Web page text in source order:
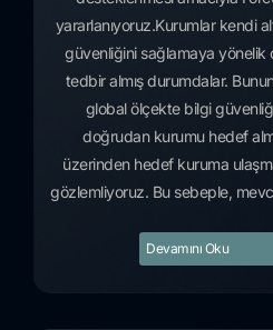
yararlanıyoruz.Kurumlar kendi
güvenliğini sağlamaya yönelik
tedbir almış durumdalar.
global ölçekte bilgi
doğrudan kurumu hedef
üzerinden hedef kuruma
gözlemliyoruz. Bu sebeple,
Devamını Oku